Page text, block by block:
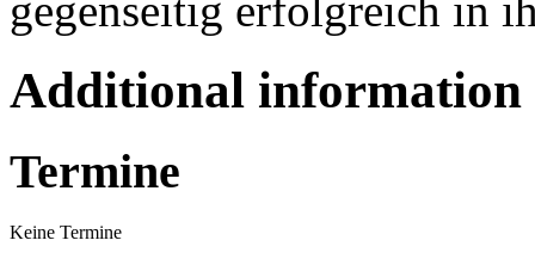
gegenseitig erfolgreich in
Additional information
Termine
Keine Termine